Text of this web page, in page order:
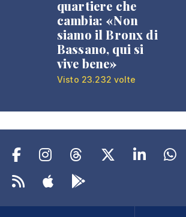
quartiere che
cambia: «Non
siamo il Bronx di
Bassano, qui si
vive bene»
Visto 23.232 volte